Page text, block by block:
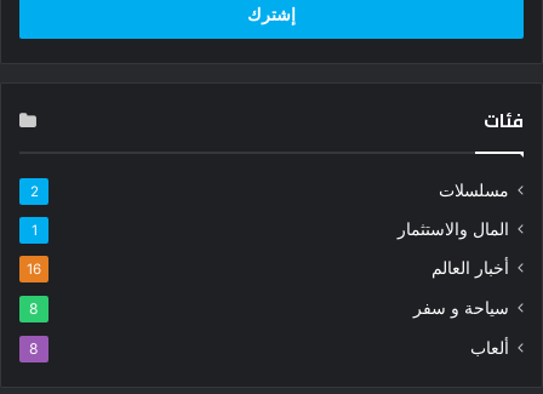
فئات
مسلسلات 2
المال والاستثمار 1
أخبار العالم 16
سياحة و سفر 8
ألعاب 8